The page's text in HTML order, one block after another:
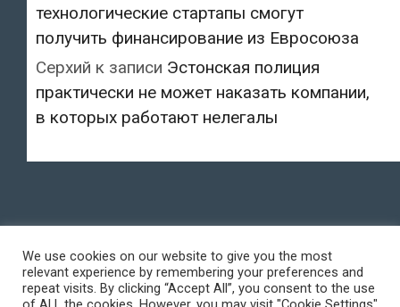
технологические стартапы смогут
получить финансирование из Евросоюза
Серхий к записи Эстонская полиция
практически не может наказать компании,
в которых работают нелегалы
We use cookies on our website to give you the most
relevant experience by remembering your preferences and
repeat visits. By clicking “Accept All”, you consent to the use